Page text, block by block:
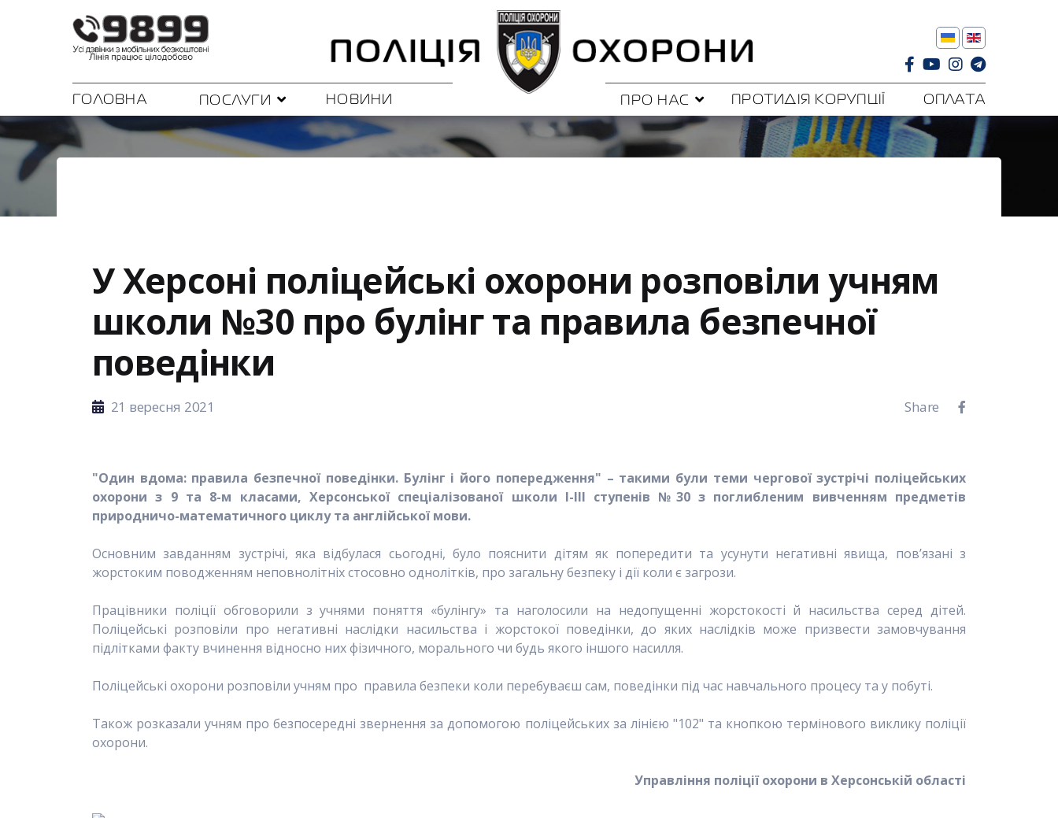
ГОЛОВНА ПОСЛУГИ НОВИНИ ПРО НАС ПРОТИДІЯ КОРУПЦІЇ ОПЛАТА
У Херсоні поліцейські охорони розповіли учням
школи №30 про булінг та правила безпечної
поведінки
21 вересня 2021 Share
"Один вдома: правила безпечної поведінки. Булінг і його попередження" – такими були теми чергової зустрічі поліцейських
охорони з 9 та 8-м класами, Херсонської спеціалізованої школи І-ІІІ ступенів №30 з поглибленим вивченням предметів
природничо-математичного циклу та англійської мови.
Основним завданням зустрічі, яка відбулася сьогодні, було пояснити дітям як попередити та усунути негативні явища, пов’язані з
жорстоким поводженням неповнолітніх стосовно однолітків, про загальну безпеку і дії коли є загрози.
Працівники поліції обговорили з учнями поняття «булінгу» та наголосили на недопущенні жорстокості й насильства серед дітей.
Поліцейські розповіли про негативні наслідки насильства і жорстокої поведінки, до яких наслідків може призвести замовчування
підлітками факту вчинення відносно них фізичного, морального чи будь якого іншого насилля.
Поліцейські охорони розповіли учням про правила безпеки коли перебуваєш сам, поведінки під час навчального процесу та у побуті.
Також розказали учням про безпосередні звернення за допомогою поліцейських за лінією "102" та кнопкою термінового виклику поліції
охорони.
Управління поліції охорони в Херсонській області